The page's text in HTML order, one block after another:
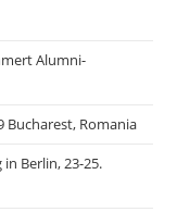
Alumni-
Bucharest, Romania
Berlin, 23-25.